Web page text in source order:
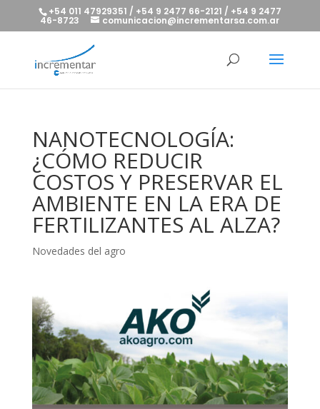
+54 011 47929351 / +54 9 2477 66-2121 / +54 9 2477
46-8723 comunicacion@incrementarsa.com.ar
NANOTECNOLOGÍA:
¿CÓMO REDUCIR
COSTOS Y PRESERVAR EL
AMBIENTE EN LA ERA DE
FERTILIZANTES AL ALZA?
Novedades del agro